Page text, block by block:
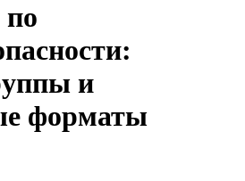
по
и
форматы